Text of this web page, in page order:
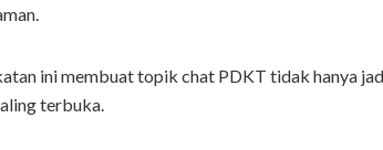
ini membuat topik chat PDKT tidak hanya
terbuka.